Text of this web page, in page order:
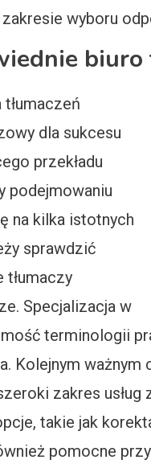
wyboru
biuro
dla sukcesu
przekładu
podejmowaniu
na kilka istotnych
sprawdzić
Specjalizacja w
terminologii
Kolejnym
zakres
takie jak
pomocne